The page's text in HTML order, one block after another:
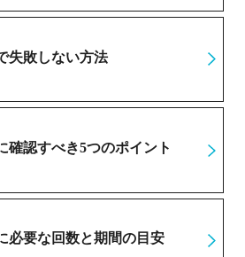
失敗しない方法
確認すべき5つのポイント
必要な回数と期間の目安